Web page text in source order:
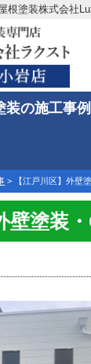
根塗装株式会社
装の施工事
> 【江戸川区】外壁
壁塗装